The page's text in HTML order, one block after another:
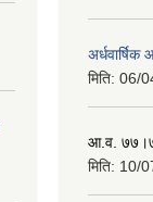
मिति: 06/
आ.व.
मिति: 10/